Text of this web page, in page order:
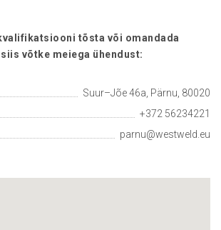
tõsta või omandada
võtke meiega ühendust:
Suur–Jõe 46a, Pärnu, 80020
+372 56234221
parnu@westweld.eu